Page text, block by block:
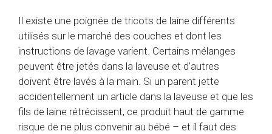
Il existe une poignée de tricots de laine différents
utilisés sur le marché des couches et dont les
instructions de lavage varient. Certains mélanges
peuvent être jetés dans la laveuse et d’autres
doivent être lavés à la main. Si un parent jette
accidentellement un article dans la laveuse et que les
fils de laine rétrécissent, ce produit haut de gamme
risque de ne plus convenir au bébé – et il faut des